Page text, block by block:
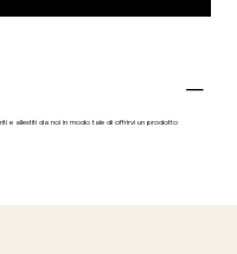
e allestiti da noi in modo tale di offrirvi un prodotto